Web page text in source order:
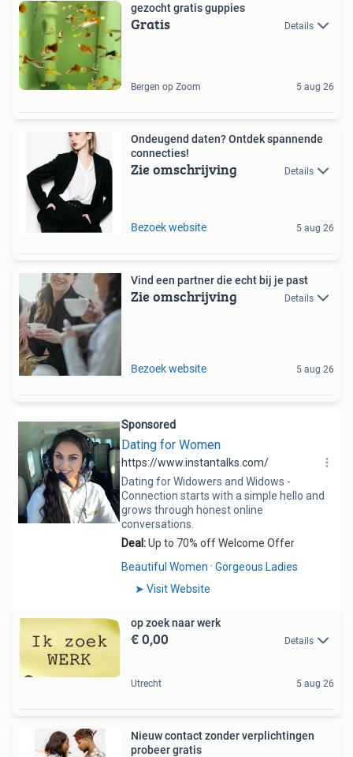
gezocht gratis guppies
Gratis Details
Bergen op Zoom 5 aug 26
Ondeugend daten? Ontdek spannende
connecties!
Zie omschrijving Details
Bezoek website 5 aug 26
Vind een partner die echt bij je past
Zie omschrijving Details
Bezoek website 5 aug 26
op zoek naar werk
€ 0,00 Details
Utrecht 5 aug 26
Nieuw contact zonder verplichtingen
probeer gratis